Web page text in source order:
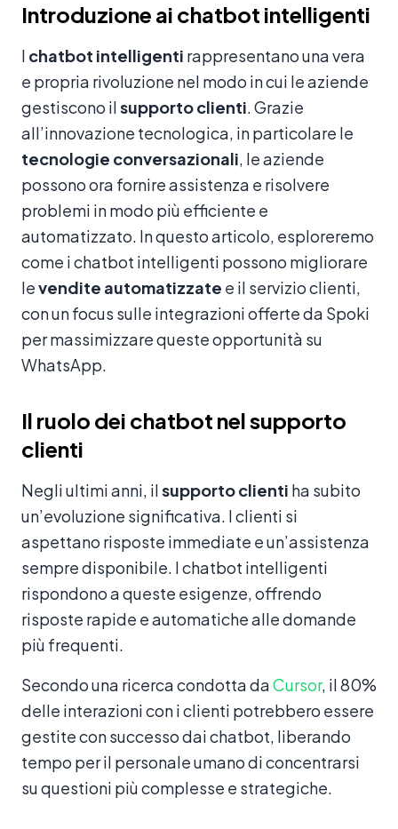
Introduzione ai chatbot intelligenti
I chatbot intelligenti rappresentano una vera
e propria rivoluzione nel modo in cui le aziende
gestiscono ilsupporto clienti. Grazie
all’innovazione tecnologica, in particolare le
tecnologie conversazionali, le aziende
possono ora fornire assistenza e risolvere
problemi in modo più efficiente e
automatizzato. In questo articolo, esploreremo
come i chatbot intelligenti possono migliorare
levendite automatizzate e il servizio clienti,
con un focus sulle integrazioni offerte da Spoki
per massimizzare queste opportunità su
WhatsApp.
Il ruolo dei chatbot nel supporto
clienti
Negli ultimi anni, ilsupporto clienti ha subito
un’evoluzione significativa. I clienti si
aspettano risposte immediate e un’assistenza
sempre disponibile. I chatbot intelligenti
rispondono a queste esigenze, offrendo
risposte rapide e automatiche alle domande
più frequenti.
Secondo una ricerca condotta daCursor, il 80%
delle interazioni con i clienti potrebbero essere
gestite con successo dai chatbot, liberando
tempo per il personale umano di concentrarsi
su questioni più complesse e strategiche.